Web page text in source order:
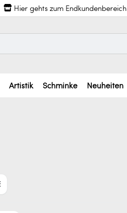
Hier gehts zum Endkundenbereich
Artistik Schminke Neuheiten